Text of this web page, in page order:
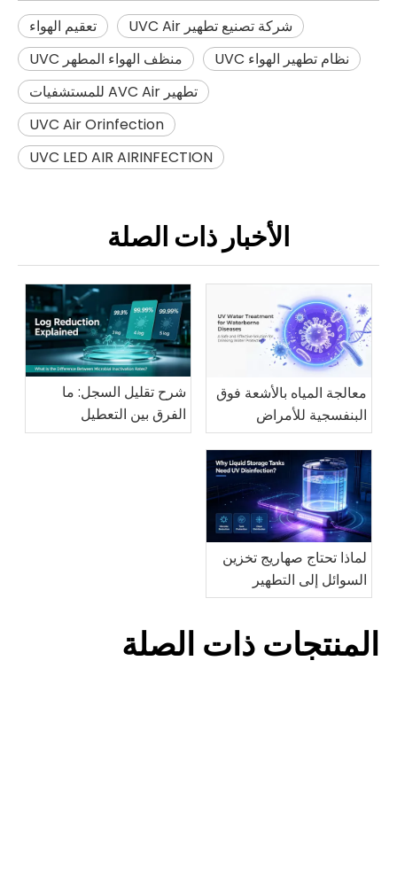
تعقيم الهواء
شركة تصنيع تطهير UVC Air
منظف ​​الهواء المطهر UVC
نظام تطهير الهواء UVC
تطهير AVC Air للمستشفيات
UVC Air Orinfection
UVC LED AIR AIRINFECTION
الأخبار ذات الصلة
معالجة المياه بالأشعة فوق
البنفسجية للأمراض
المنقولة بالمياه: حل آمن
وفعال لحماية مياه الشرب
شرح تقليل السجل: ما
الفرق بين التعطيل
الميكروبي بنسبة 99.9%
لماذا تحتاج صهاريج تخزين
السوائل إلى التطهير
بالأشعة فوق البنفسجية؟
المنتجات ذات الصلة